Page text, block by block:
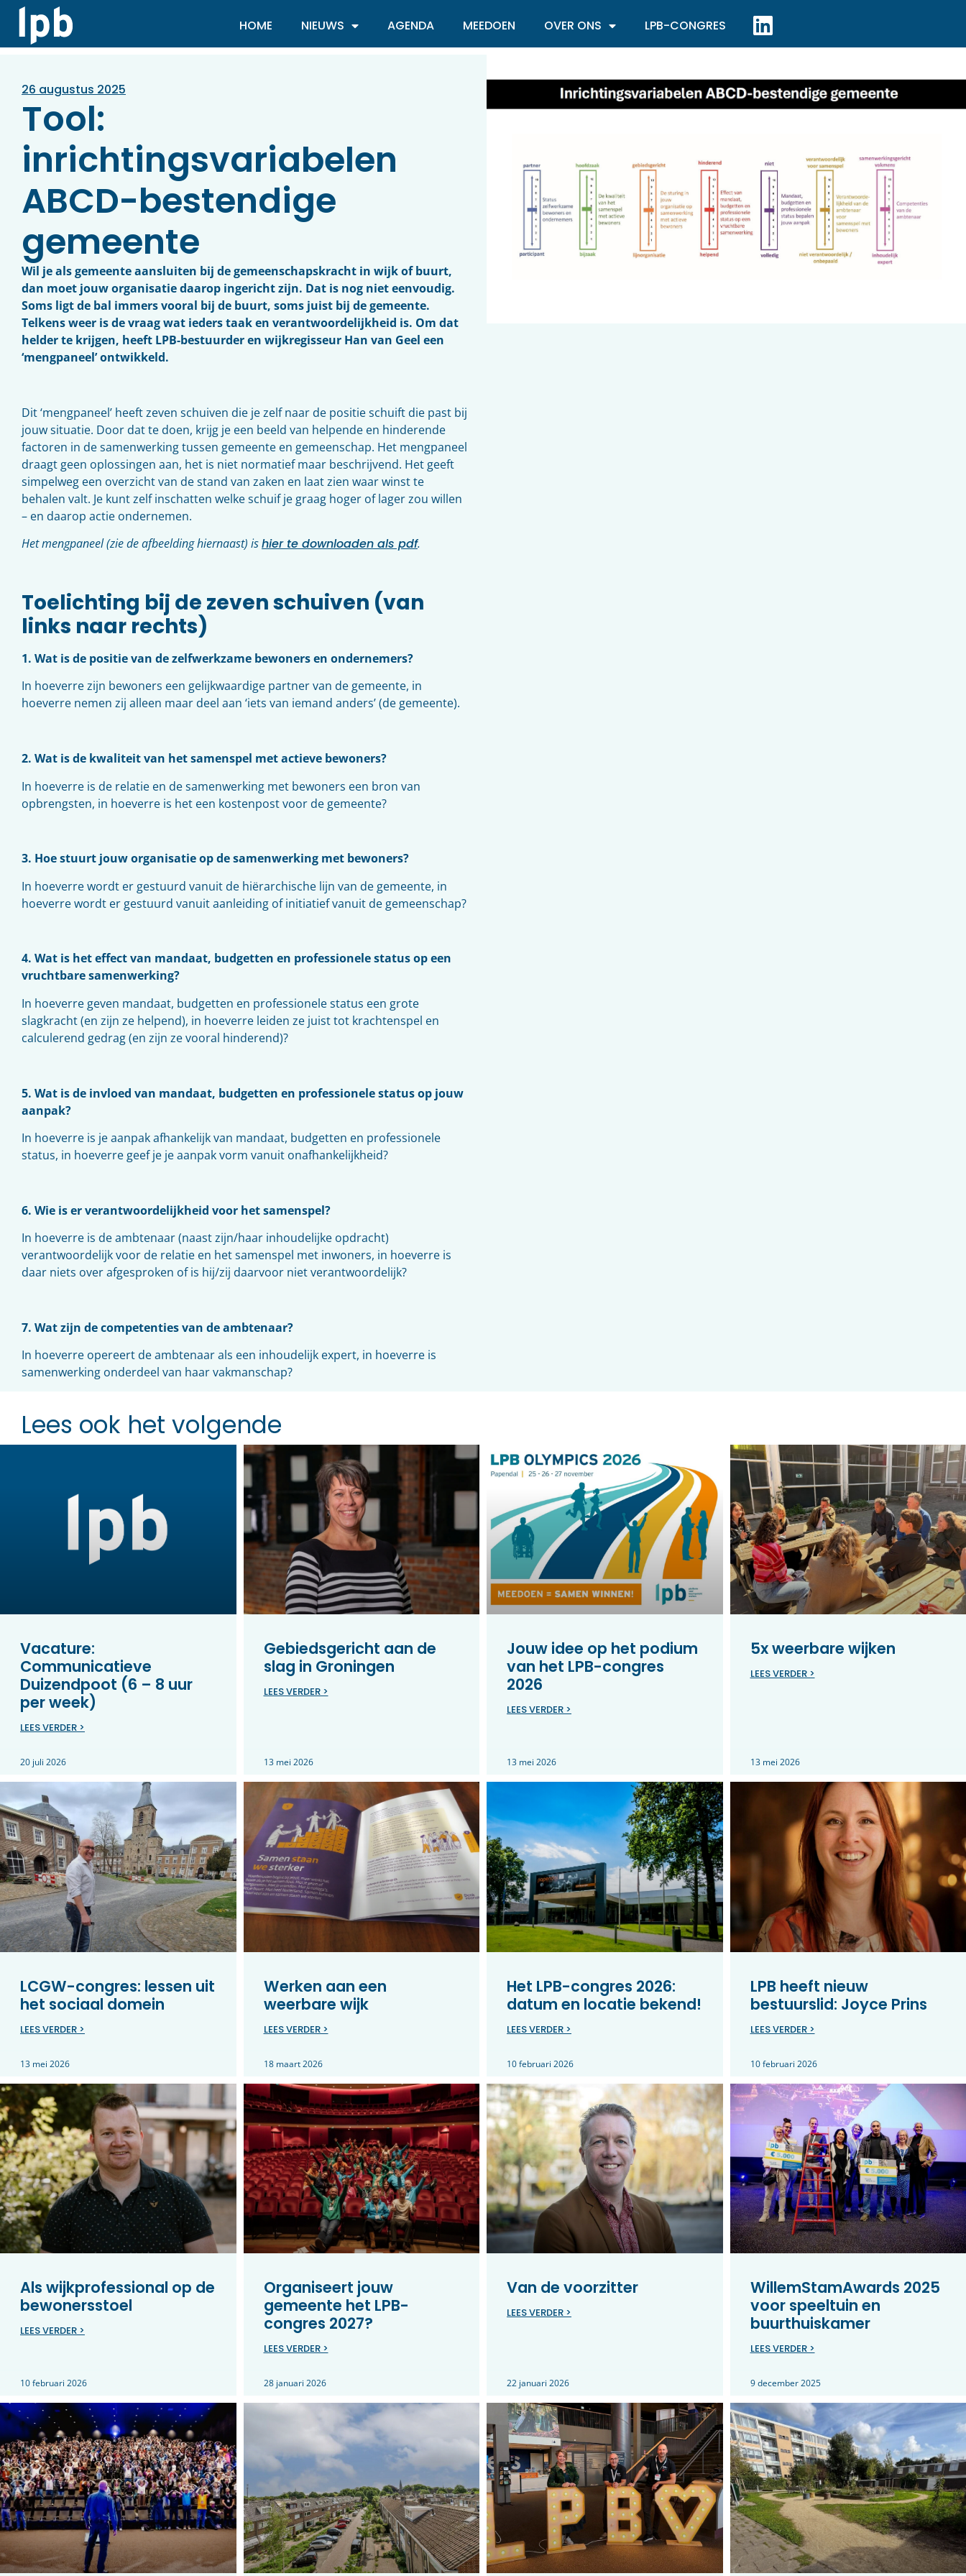
HOME NIEUWS AGENDA MEEDOEN OVER ONS LPB-CONGRES
26 augustus 2025
Tool:
inrichtingsvariabelen
ABCD-bestendige
gemeente
Wil je als gemeente aansluiten bij de gemeenschapskracht in wijk of buurt,
dan moet jouw organisatie daarop ingericht zijn. Dat is nog niet eenvoudig.
Soms ligt de bal immers vooral bij de buurt, soms juist bij de gemeente.
Telkens weer is de vraag wat ieders taak en verantwoordelijkheid is. Om dat
helder te krijgen, heeft LPB-bestuurder en wijkregisseur Han van Geel een
‘mengpaneel’ ontwikkeld.
Dit ‘mengpaneel’ heeft zeven schuiven die je zelf naar de positie schuift die past bij
jouw situatie. Door dat te doen, krijg je een beeld van helpende en hinderende
factoren in de samenwerking tussen gemeente en gemeenschap. Het mengpaneel
draagt geen oplossingen aan, het is niet normatief maar beschrijvend. Het geeft
simpelweg een overzicht van de stand van zaken en laat zien waar winst te
behalen valt. Je kunt zelf inschatten welke schuif je graag hoger of lager zou willen
– en daarop actie ondernemen.
Het mengpaneel (zie de afbeelding hiernaast) ishier te downloaden als pdf.
Toelichting bij de zeven schuiven (van
links naar rechts)
1. Wat is de positie van de zelfwerkzame bewoners en ondernemers?
In hoeverre zijn bewoners een gelijkwaardige partner van de gemeente, in
hoeverre nemen zij alleen maar deel aan ‘iets van iemand anders’ (de gemeente).
2. Wat is de kwaliteit van het samenspel met actieve bewoners?
In hoeverre is de relatie en de samenwerking met bewoners een bron van
opbrengsten, in hoeverre is het een kostenpost voor de gemeente?
3. Hoe stuurt jouw organisatie op de samenwerking met bewoners?
In hoeverre wordt er gestuurd vanuit de hiërarchische lijn van de gemeente, in
hoeverre wordt er gestuurd vanuit aanleiding of initiatief vanuit de gemeenschap?
4. Wat is het effect van mandaat, budgetten en professionele status op een
vruchtbare samenwerking?
In hoeverre geven mandaat, budgetten en professionele status een grote
slagkracht (en zijn ze helpend), in hoeverre leiden ze juist tot krachtenspel en
calculerend gedrag (en zijn ze vooral hinderend)?
5. Wat is de invloed van mandaat, budgetten en professionele status op jouw
aanpak?
In hoeverre is je aanpak afhankelijk van mandaat, budgetten en professionele
status, in hoeverre geef je je aanpak vorm vanuit onafhankelijkheid?
6. Wie is er verantwoordelijkheid voor het samenspel?
In hoeverre is de ambtenaar (naast zijn/haar inhoudelijke opdracht)
verantwoordelijk voor de relatie en het samenspel met inwoners, in hoeverre is
daar niets over afgesproken of is hij/zij daarvoor niet verantwoordelijk?
7. Wat zijn de competenties van de ambtenaar?
In hoeverre opereert de ambtenaar als een inhoudelijk expert, in hoeverre is
samenwerking onderdeel van haar vakmanschap?
Lees ook het volgende
Vacature:
Communicatieve
Duizendpoot (6 – 8 uur
per week)
LEES VERDER >
20 juli 2026
Gebiedsgericht aan de
slag in Groningen
LEES VERDER >
13 mei 2026
Jouw idee op het podium
van het LPB-congres
2026
LEES VERDER >
13 mei 2026
5x weerbare wijken
LEES VERDER >
13 mei 2026
LCGW-congres: lessen uit
het sociaal domein
LEES VERDER >
13 mei 2026
Werken aan een
weerbare wijk
LEES VERDER >
18 maart 2026
Het LPB-congres 2026:
datum en locatie bekend!
LEES VERDER >
10 februari 2026
LPB heeft nieuw
bestuurslid: Joyce Prins
LEES VERDER >
10 februari 2026
Als wijkprofessional op de
bewonersstoel
LEES VERDER >
10 februari 2026
Organiseert jouw
gemeente het LPB-
congres 2027?
LEES VERDER >
28 januari 2026
Van de voorzitter
LEES VERDER >
22 januari 2026
WillemStamAwards 2025
voor speeltuin en
buurthuiskamer
LEES VERDER >
9 december 2025